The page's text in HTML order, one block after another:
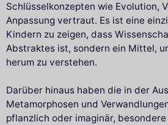
Schlüsselkonzepten wie Evolution,
Anpassung vertraut. Es ist eine
Kindern zu zeigen, dass
Abstraktes ist, sondern ein Mittel,
herum zu verstehen.
Darüber hinaus haben die in der
Metamorphosen und
pflanzlich oder imaginär,